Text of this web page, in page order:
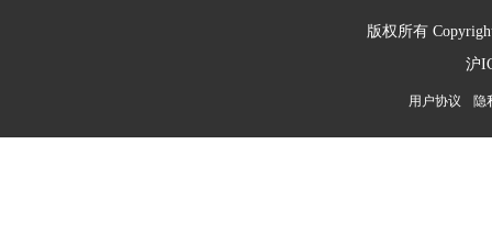
版权所有
沪
用户协议 隐